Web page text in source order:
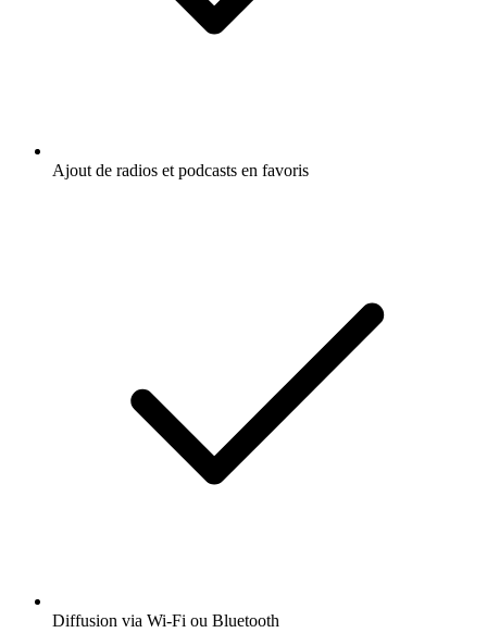
Ajout de radios et podcasts en favoris
Diffusion via Wi-Fi ou Bluetooth